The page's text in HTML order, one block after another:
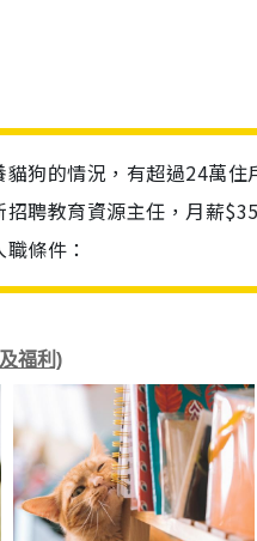
狗的情況，有超過24萬
聘教育資源主任，月薪
條件：
福利)